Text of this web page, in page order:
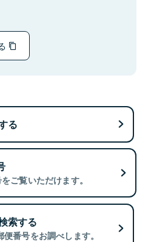
る
ご覧いただけます。
索する
番号をお調べします。